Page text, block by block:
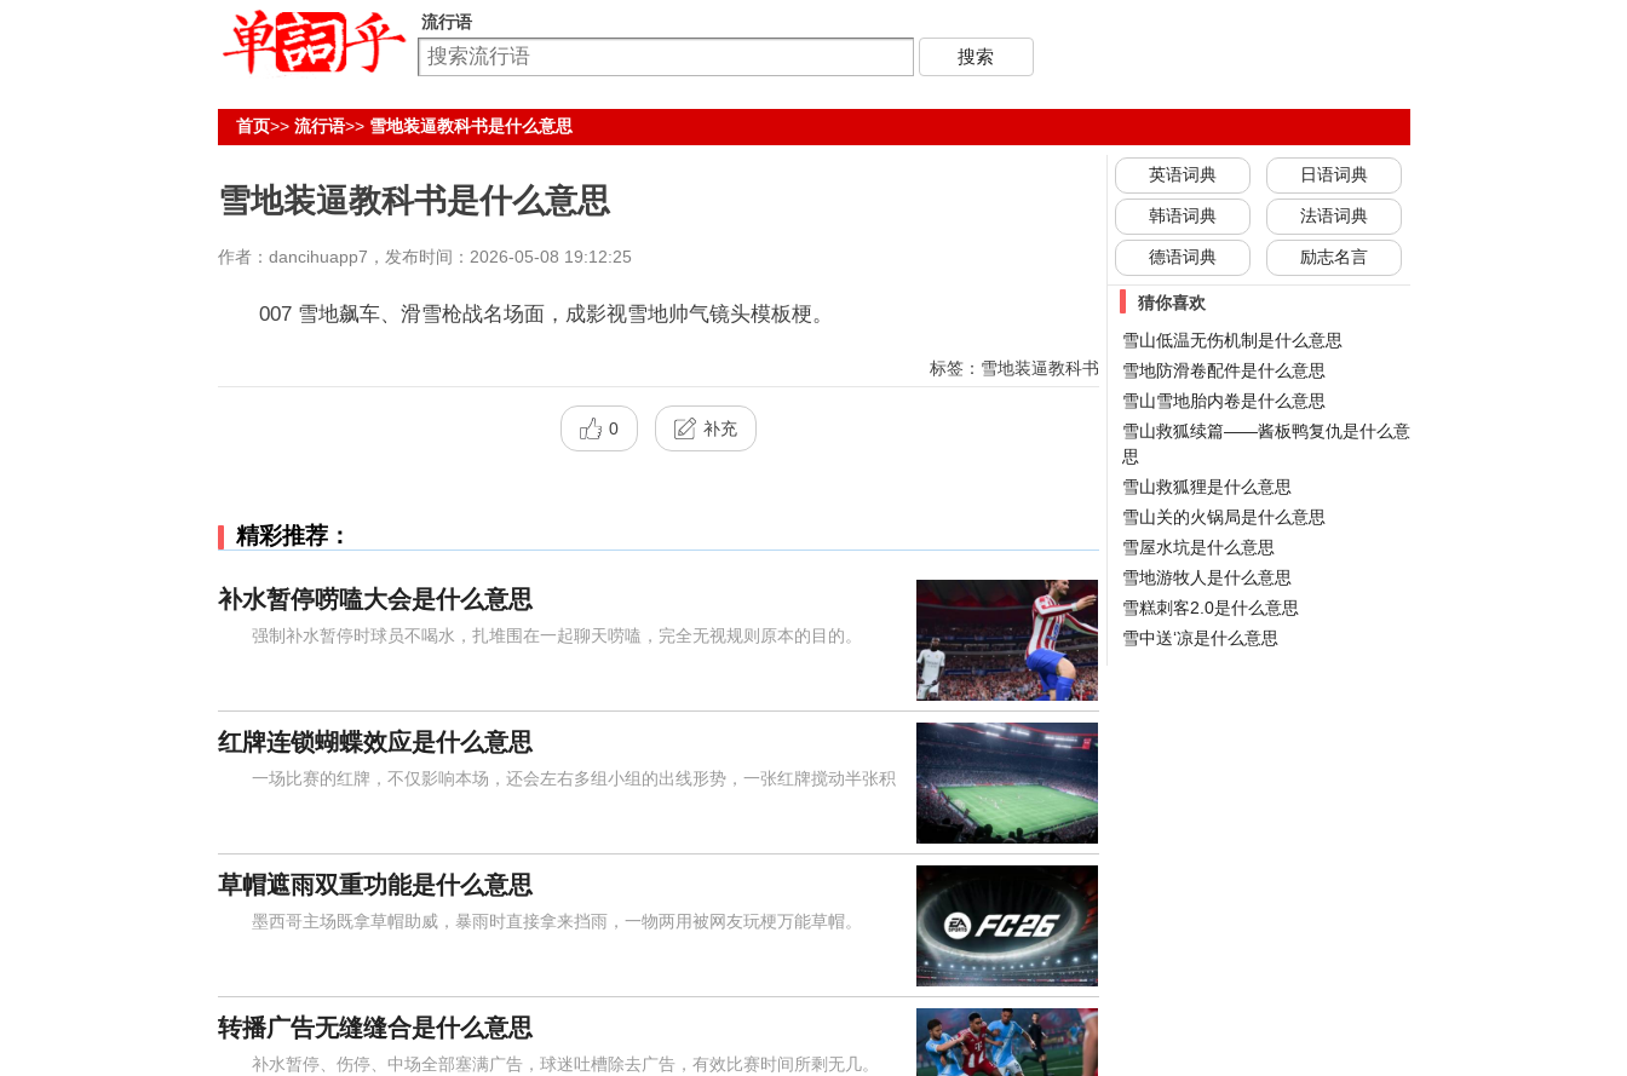
流行语
首页>> 流行语>> 雪地装逼教科书是什么意思
雪地装逼教科书是什么意思
作者：dancihuapp7，发布时间：2026-05-08 19:12:25
007 雪地飙车、滑雪枪战名场面，成影视雪地帅气镜头模板梗。
标签：雪地装逼教科书
0 补充
精彩推荐：
补水暂停唠嗑大会是什么意思
强制补水暂停时球员不喝水，扎堆围在一起聊天唠嗑，完全无视规则原本的目的。
红牌连锁蝴蝶效应是什么意思
一场比赛的红牌，不仅影响本场，还会左右多组小组的出线形势，一张红牌搅动半张积
草帽遮雨双重功能是什么意思
墨西哥主场既拿草帽助威，暴雨时直接拿来挡雨，一物两用被网友玩梗万能草帽。
转播广告无缝缝合是什么意思
补水暂停、伤停、中场全部塞满广告，球迷吐槽除去广告，有效比赛时间所剩无几。
英语词典 日语词典
韩语词典 法语词典
德语词典 励志名言
猜你喜欢
雪山低温无伤机制是什么意思
雪地防滑卷配件是什么意思
雪山雪地胎内卷是什么意思
雪山救狐续篇——酱板鸭复仇是什么意
思
雪山救狐狸是什么意思
雪山关的火锅局是什么意思
雪屋水坑是什么意思
雪地游牧人是什么意思
雪糕刺客2.0是什么意思
雪中送‘凉是什么意思